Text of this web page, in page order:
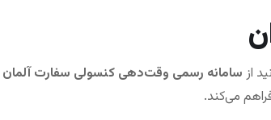
از سامانه رسمی وقت‌دهی کنسولی سفارت آلمان
می‌کند.